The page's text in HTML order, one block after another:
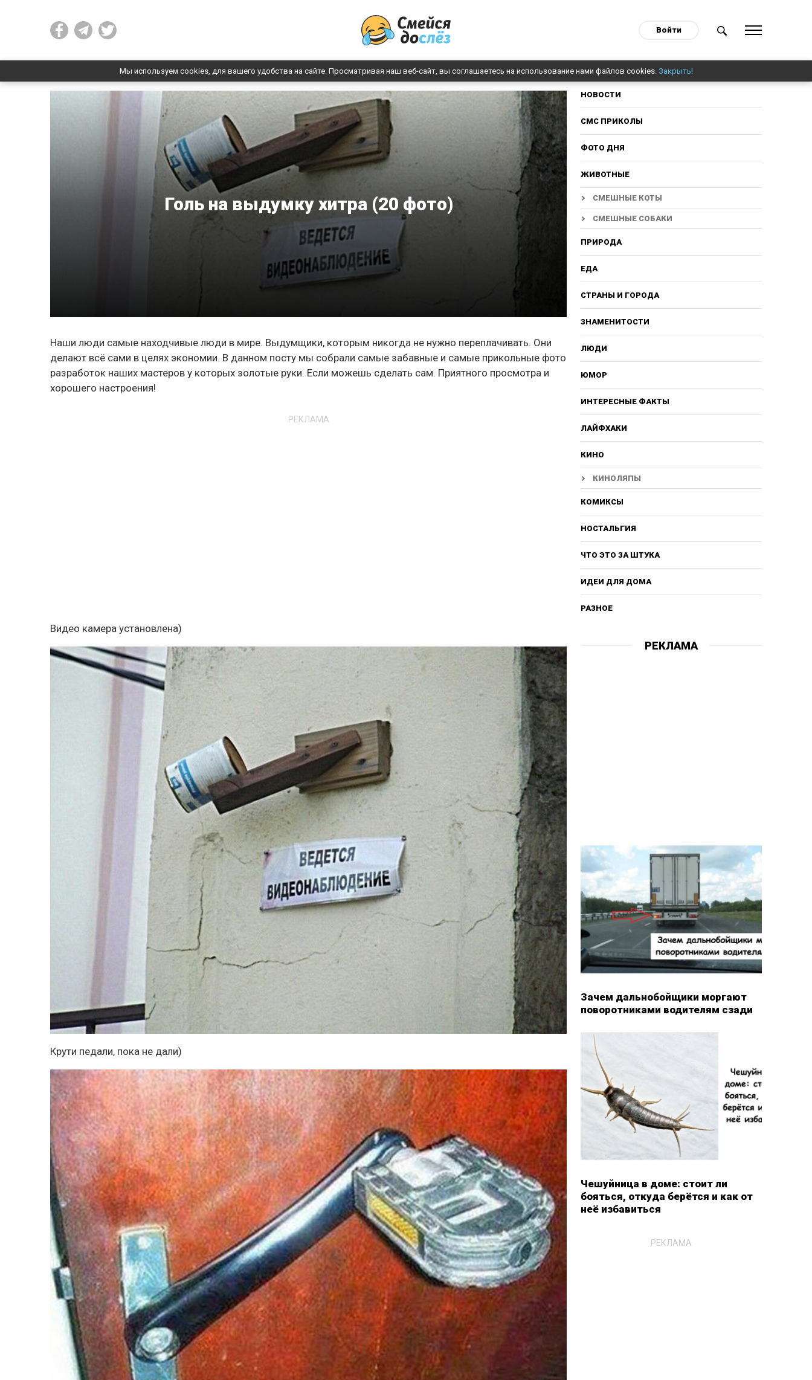
Войти
Мы используем cookies, для вашего удобства на сайте. Просматривая наш веб-сайт, вы соглашаетесь на использование нами файлов cookies. Закрыть!
Голь на выдумку хитра (20 фото)
Наши люди самые находчивые люди в мире. Выдумщики, которым никогда не нужно переплачивать. Они
делают всё сами в целях экономии. В данном посту мы собрали самые забавные и самые прикольные фото
разработок наших мастеров у которых золотые руки. Если можешь сделать сам. Приятного просмотра и
хорошего настроения!
РЕКЛАМА
Видео камера установлена)
Крути педали, пока не дали)
НОВОСТИ
СМС ПРИКОЛЫ
ФОТО ДНЯ
ЖИВОТНЫЕ
СМЕШНЫЕ КОТЫ
СМЕШНЫЕ СОБАКИ
ПРИРОДА
ЕДА
СТРАНЫ И ГОРОДА
ЗНАМЕНИТОСТИ
ЛЮДИ
ЮМОР
ИНТЕРЕСНЫЕ ФАКТЫ
ЛАЙФХАКИ
КИНО
КИНОЛЯПЫ
КОМИКСЫ
НОСТАЛЬГИЯ
ЧТО ЭТО ЗА ШТУКА
ИДЕИ ДЛЯ ДОМА
РАЗНОЕ
РЕКЛАМА
Зачем дальнобойщики моргают
поворотниками водителям сзади
Чешуйница в доме: стоит ли
бояться, откуда берётся и как от
неё избавиться
РЕКЛАМА